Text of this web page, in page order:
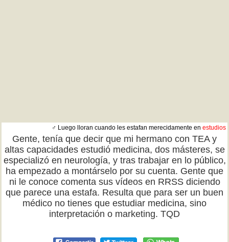
♂ Luego lloran cuando les estafan merecidamente en estudios
Gente, tenía que decir que mi hermano con TEA y
altas capacidades estudió medicina, dos másteres, se
especializó en neurología, y tras trabajar en lo público,
ha empezado a montárselo por su cuenta. Gente que
ni le conoce comenta sus vídeos en RRSS diciendo
que parece una estafa. Resulta que para ser un buen
médico no tienes que estudiar medicina, sino
interpretación o marketing. TQD